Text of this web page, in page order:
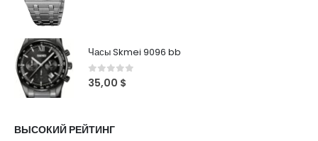
Часы Skmei 9096 bb
0out of 5
35,00 $
ВЫСОКИЙ РЕЙТИНГ